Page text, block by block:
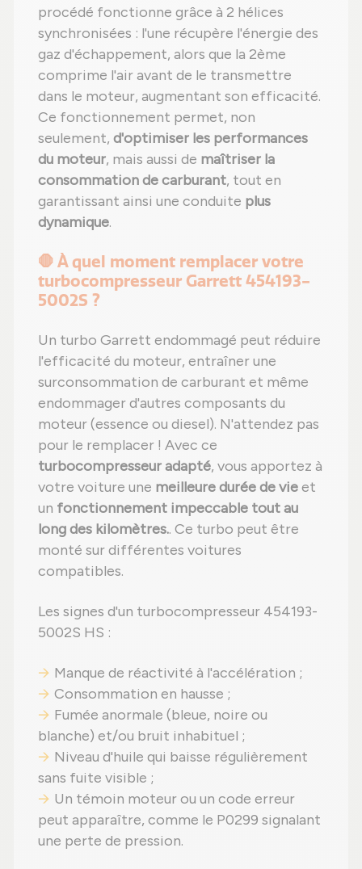
procédé fonctionne grâce à 2 hélices
synchronisées : l'une récupère l'énergie des
gaz d'échappement, alors que la 2ème
comprime l'air avant de le transmettre
dans le moteur, augmentant son efficacité.
Ce fonctionnement permet, non
seulement, d'optimiser les performances
du moteur, mais aussi de maîtriser la
consommation de carburant, tout en
garantissant ainsi une conduite plus
dynamique.
🛑 À quel moment remplacer votre
turbocompresseur Garrett 454193-
5002S ?
Un turbo Garrett endommagé peut réduire
l'efficacité du moteur, entraîner une
surconsommation de carburant et même
endommager d'autres composants du
moteur (essence ou diesel). N'attendez pas
pour le remplacer ! Avec ce
turbocompresseur adapté, vous apportez à
votre voiture une meilleure durée de vieet
un fonctionnement impeccable tout au
long des kilomètres.. Ce turbo peut être
monté sur différentes voitures
compatibles.
Les signes d'un turbocompresseur 454193-
5002S HS :
Manque de réactivité à l'accélération ;
Consommation en hausse ;
Fumée anormale (bleue, noire ou
blanche) et/ou bruit inhabituel ;
Niveau d'huile qui baisse régulièrement
sans fuite visible ;
Un témoin moteur ou un code erreur
peut apparaître, comme le P0299 signalant
une perte de pression.